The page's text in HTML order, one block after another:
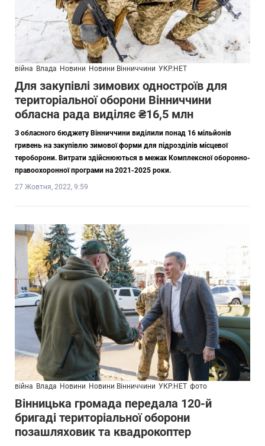
війна Влада Новини Новини Вінниччини УКР.НЕТ
Для закупівлі зимових одностроїв для
територіальної оборони Вінниччини
обласна рада виділяє ₴16,5 млн
З обласного бюджету Вінниччини виділили понад 16 мільйонів
гривень на закупівлю зимової форми для підрозділів місцевої
тероборони. Витрати здійснюються в межах Комплексної оборонно-
правоохоронної програми на 2021-2025 роки.
27 Жовтня, 2022, 9:59
війна Влада Новини Новини Вінниччини УКР.НЕТ фото
Вінницька громада передала 120-й
бригаді територіальної оборони
позашляховик та квадрокоптер